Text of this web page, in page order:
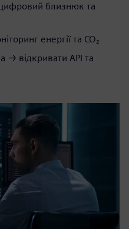
цифровий близнюк та
енергії та CO₂
→ відкривати API та